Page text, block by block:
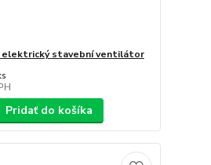
elektrický stavební ventilátor
Pridať do košíka